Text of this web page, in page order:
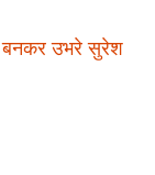
बनकर उभरे सुरेश